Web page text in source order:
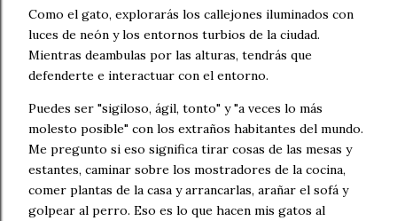
Como el gato, explorarás los callejones iluminados con
luces de neón y los entornos turbios de la ciudad.
Mientras deambulas por las alturas, tendrás que
defenderte e interactuar con el entorno.
Puedes ser "sigiloso, ágil, tonto" y "a veces lo más
molesto posible" con los extraños habitantes del mundo.
Me pregunto si eso significa tirar cosas de las mesas y
estantes, caminar sobre los mostradores de la cocina,
comer plantas de la casa y arrancarlas, arañar el sofá y
golpear al perro. Eso es lo que hacen mis gatos al